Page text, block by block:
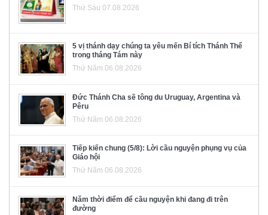
Thứ Sáu 07.08.2026
5 vị thánh dạy chúng ta yêu mến Bí tích Thánh Thể
trong tháng Tám này
Thứ Năm 06.08.2026
Đức Thánh Cha sẽ tông du Uruguay, Argentina và
Pêru
Thứ Năm 06.08.2026
Tiếp kiến chung (5/8): Lời cầu nguyện phụng vụ của
Giáo hội
Thứ Năm 06.08.2026
Năm thời điểm để cầu nguyện khi đang đi trên
đường